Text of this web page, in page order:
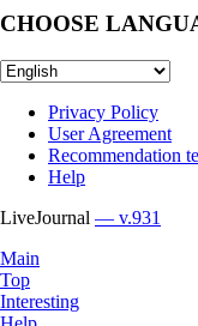
CHOOSE
Privacy Policy
User Agreement
Recommendation
Help
LiveJournal — v.931
Main
Top
Interesting